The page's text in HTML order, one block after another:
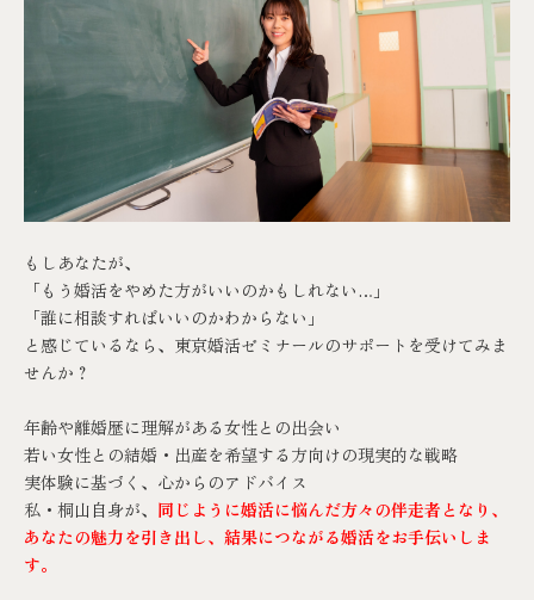
もしあなたが、
「もう婚活をやめた方がいいのかもしれない…」
「誰に相談すればいいのかわからない」
と感じているなら、 東京婚活ゼミナールのサポートを受けてみま
せんか？
年齢や離婚歴に理解がある女性との出会い
若い女性との結婚・出産を希望する方向けの現実的な戦略
実体験に基づく、心からのアドバイス
私・桐山自身が、 同じように婚活に悩んだ方々の伴走者となり、
あなたの魅力を引き出し、結果につながる婚活をお手伝いしま
す。